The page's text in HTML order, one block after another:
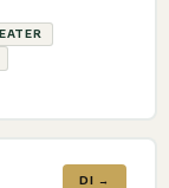
DI →